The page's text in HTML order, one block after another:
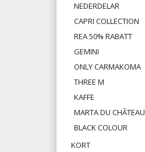
NEDERDELAR
CAPRI COLLECTION
REA 50% RABATT
GEMINI
ONLY CARMAKOMA
THREE M
KAFFE
MARTA DU CHÂTEAU
BLACK COLOUR
KORT